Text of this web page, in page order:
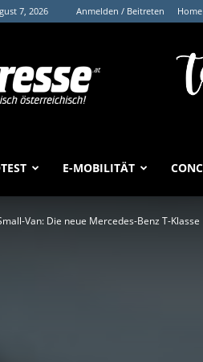
7, 2026 Anmelden / Beitreten Home
E-MOBILITÄT
Van: Die neue Mercedes-Benz T-Klasse